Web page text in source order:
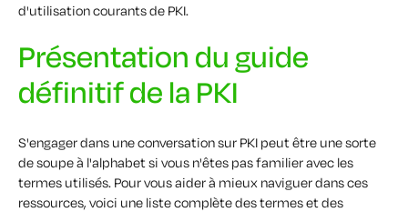
d'utilisation courants de PKI.
Présentation du guide
définitif de la PKI
S'engager dans une conversation sur PKI peut être une sorte
de soupe à l'alphabet si vous n'êtes pas familier avec les
termes utilisés. Pour vous aider à mieux naviguer dans ces
ressources, voici une liste complète des termes et des